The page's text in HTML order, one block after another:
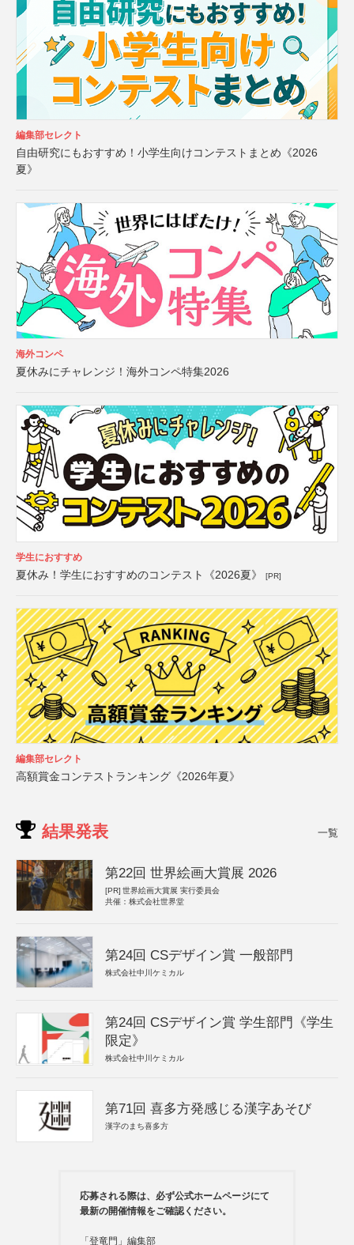
編集部セレクト
自由研究にもおすすめ！小学生向けコンテストまとめ《2026
夏》
海外コンペ
夏休みにチャレンジ！海外コンペ特集2026
学生におすすめ
夏休み！学生におすすめのコンテスト《2026夏》 [PR]
編集部セレクト
高額賞金コンテストランキング《2026年夏》
結果発表 一覧
第22回 世界絵画大賞展 2026
[PR] 世界絵画大賞展 実行委員会
共催：株式会社世界堂
第24回 CSデザイン賞 一般部門
株式会社中川ケミカル
第24回 CSデザイン賞 学生部門《学生
限定》
株式会社中川ケミカル
第71回 喜多方発感じる漢字あそび
漢字のまち喜多方
応募される際は、必ず公式ホームページにて
最新の開催情報をご確認ください。
「登竜門」編集部